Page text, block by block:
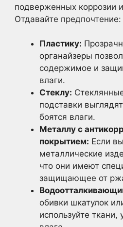
подверженных коррозии
Отдавайте предпочтение:
Пластику:
органайзеры
содержимое и
влаги.
Стеклу:
подставки
боятся влаги.
Металлу с
покрытием: Если
металлические
что они имеют
защищающее от
обивки шкатулок
используйте ткани,